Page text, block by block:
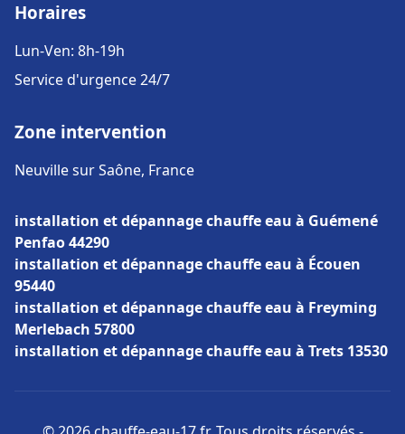
Horaires
Lun-Ven: 8h-19h
Service d'urgence 24/7
Zone intervention
Neuville sur Saône, France
installation et dépannage chauffe eau à Guémené
Penfao 44290
installation et dépannage chauffe eau à Écouen
95440
installation et dépannage chauffe eau à Freyming
Merlebach 57800
installation et dépannage chauffe eau à Trets 13530